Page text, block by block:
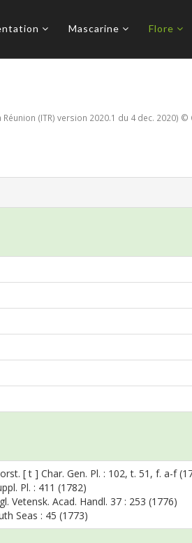
Mascarine Flore
(ITR) version 2020.1 du 4 dec. 2020) ©
[ t ] Char. Gen. Pl. : 102, t. 51, f. a-f
Pl. : 411 (1782)
Vetensk. Acad. Handl. 37 : 253 (1776)
Seas : 45 (1773)